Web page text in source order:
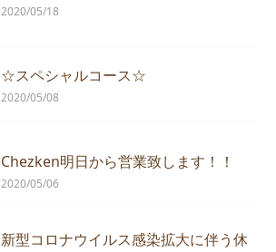
2020/05/18
☆スペシャルコース☆
2020/05/08
Chezken明日から営業致します！！
2020/05/06
新型コロナウイルス感染拡大に伴う休